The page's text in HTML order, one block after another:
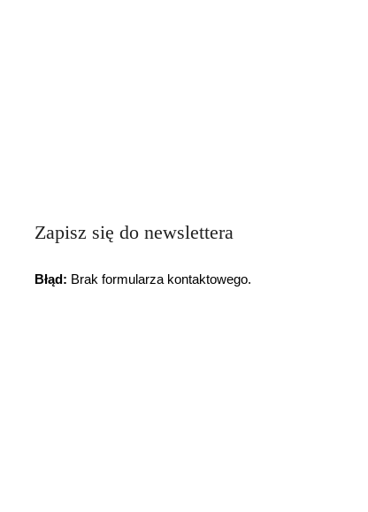
Zapisz się do newslettera
Błąd: Brak formularza kontaktowego.